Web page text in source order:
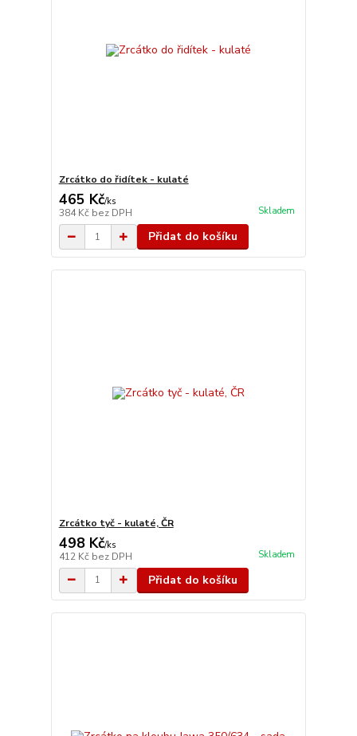
Zrcátko do řidítek - kulaté
465 Kč/ks
384 Kč bez DPH Skladem
Přidat do košíku
Zrcátko tyč - kulaté, ČR
498 Kč/ks
412 Kč bez DPH Skladem
Přidat do košíku